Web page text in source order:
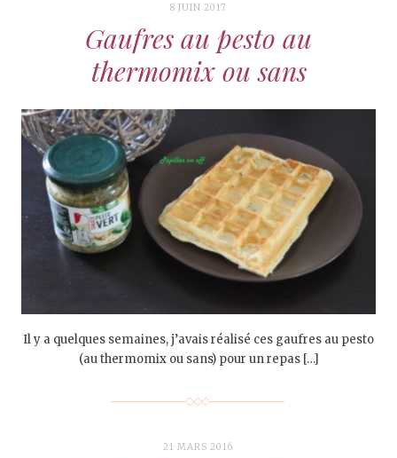
8 JUIN 2017
Gaufres au pesto au
thermomix ou sans
Il y a quelques semaines, j’avais réalisé ces gaufres au pesto
(au thermomix ou sans) pour un repas […]
21 MARS 2016